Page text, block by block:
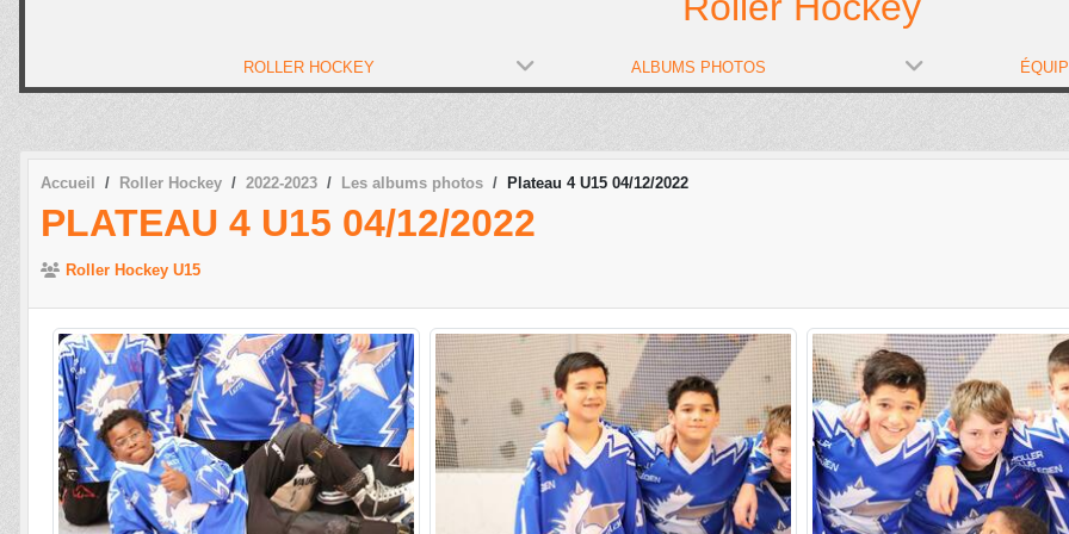
ROLLER HOCKEY ALBUMS PHOTOS
Accueil Roller Hockey 2022-2023 Les albums photos Plateau 4 U15 04/12/2022
PLATEAU 4 U15 04/12/2022
Roller Hockey U15